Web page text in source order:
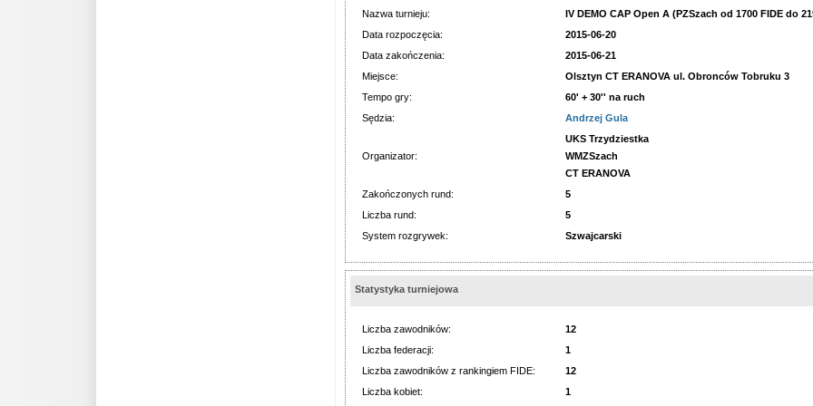
Nazwa turnieju:
IV DEMO CAP Open A (PZSzach od 1700 FIDE do
Data rozpoczęcia:
2015-06-20
Data zakończenia:
2015-06-21
Miejsce:
Olsztyn CT ERANOVA ul. Obronców Tobruku 3
Tempo gry:
60' + 30'' na ruch
Sędzia:
Andrzej Gula
Organizator:
UKS Trzydziestka
WMZSzach
CT ERANOVA
Zakończonych rund:
5
Liczba rund:
5
System rozgrywek:
Szwajcarski
Statystyka turniejowa
Liczba zawodników:
12
Liczba federacji:
1
Liczba zawodników z rankingiem FIDE:
12
Liczba kobiet:
1